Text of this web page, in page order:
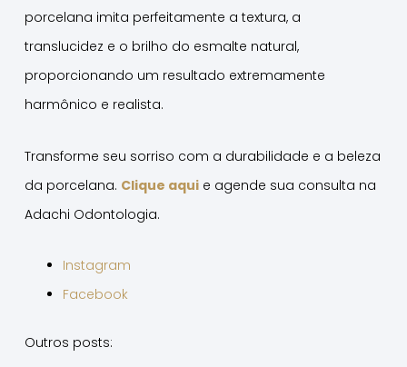
porcelana imita perfeitamente a textura, a
translucidez e o brilho do esmalte natural,
proporcionando um resultado extremamente
harmônico e realista.
Transforme seu sorriso com a durabilidade e a beleza
da porcelana. Clique aquie agende sua consulta na
Adachi Odontologia.
Instagram
Facebook
Outros posts: